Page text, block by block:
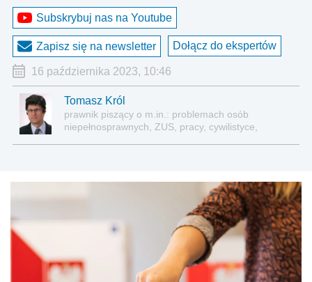
Subskrybuj nas na Youtube
Zapisz się na newsletter Dołącz do ekspertów
16 października 2023, 10:46
Tomasz Król
prawnik piszący o m.in.: problemach osób
niepełnosprawnych, ZUS, pracy, cywilistyce,